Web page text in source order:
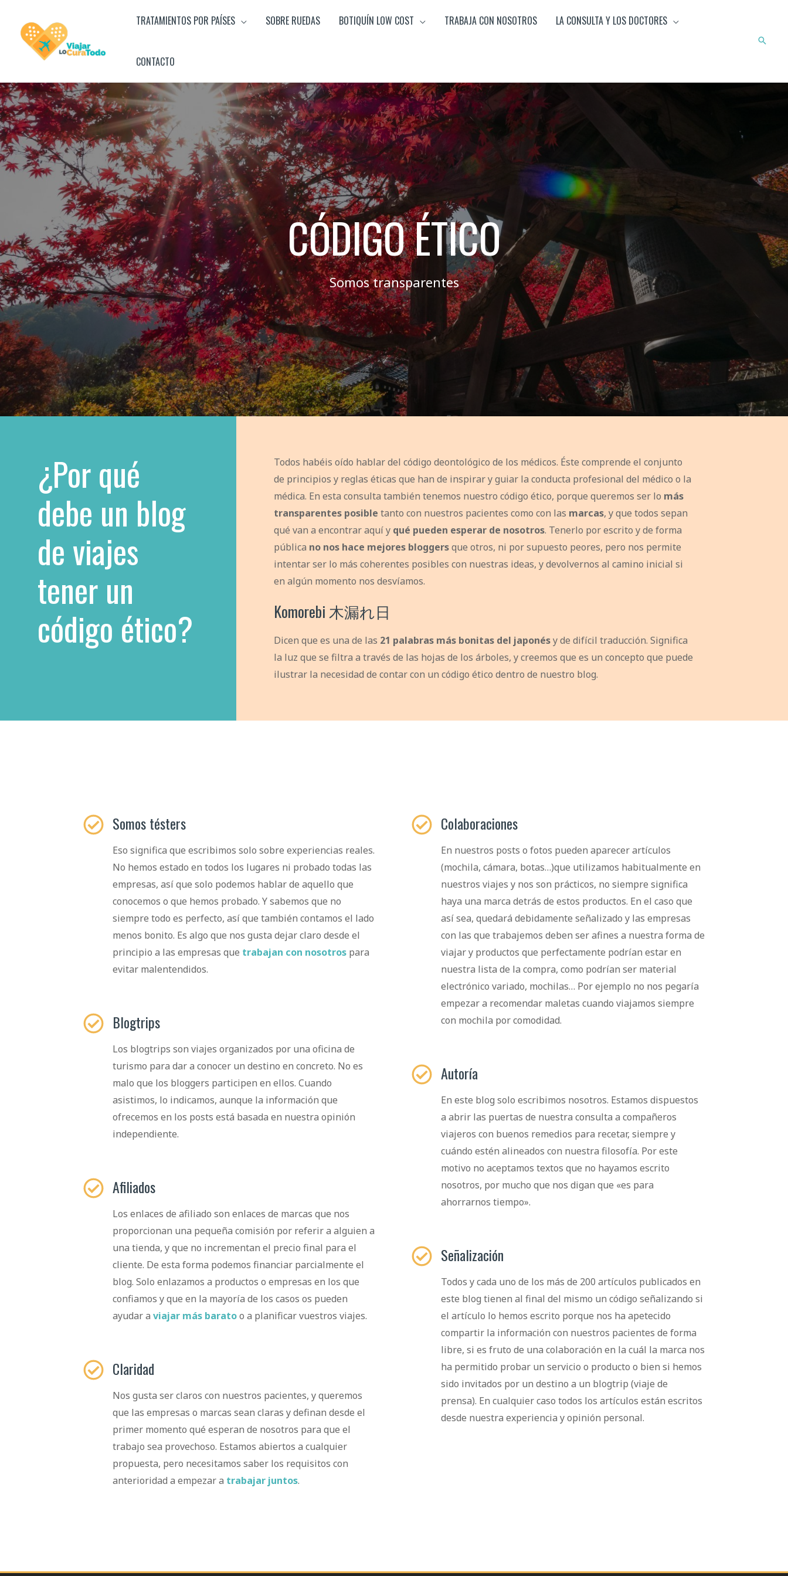
contenido
TRATAMIENTOS POR PAÍSES SOBRE RUEDAS BOTIQUÍN LOW COST TRABAJA CON NOSOTROS LA CONSULTA Y LOS DOCTORES
CONTACTO
CÓDIGO ÉTICO
Somos transparentes
¿Por qué
debe un blog
de viajes
tener un
código ético?
Todos habéis oído hablar del código deontológico de los médicos. Éste comprende el conjunto
de principios y reglas éticas que han de inspirar y guiar la conducta profesional del médico o la
médica. En esta consulta también tenemos nuestro código ético, porque queremos ser lo más
transparentes posible tanto con nuestros pacientes como con las marcas, y que todos sepan
qué van a encontrar aquí y qué pueden esperar de nosotros. Tenerlo por escrito y de forma
pública no nos hace mejores bloggersque otros, ni por supuesto peores, pero nos permite
intentar ser lo más coherentes posibles con nuestras ideas, y devolvernos al camino inicial si
en algún momento nos desvíamos.
Komorebi 木漏れ日
Dicen que es una de las 21 palabras más bonitas del japonésy de difícil traducción. Significa
la luz que se filtra a través de las hojas de los árboles, y creemos que es un concepto que puede
ilustrar la necesidad de contar con un código ético dentro de nuestro blog.
Somos tésters
Eso significa que escribimos solo sobre experiencias reales.
No hemos estado en todos los lugares ni probado todas las
empresas, así que solo podemos hablar de aquello que
conocemos o que hemos probado. Y sabemos que no
siempre todo es perfecto, así que también contamos el lado
menos bonito. Es algo que nos gusta dejar claro desde el
principio a las empresas que trabajan con nosotros para
evitar malentendidos.
Blogtrips
Los blogtrips son viajes organizados por una oficina de
turismo para dar a conocer un destino en concreto. No es
malo que los bloggers participen en ellos. Cuando
asistimos, lo indicamos, aunque la información que
ofrecemos en los posts está basada en nuestra opinión
independiente.
Afiliados
Los enlaces de afiliado son enlaces de marcas que nos
proporcionan una pequeña comisión por referir a alguien a
una tienda, y que no incrementan el precio final para el
cliente. De esta forma podemos financiar parcialmente el
blog. Solo enlazamos a productos o empresas en los que
confiamos y que en la mayoría de los casos os pueden
ayudar a viajar más baratoo a planificar vuestros viajes.
Claridad
Nos gusta ser claros con nuestros pacientes, y queremos
que las empresas o marcas sean claras y definan desde el
primer momento qué esperan de nosotros para que el
trabajo sea provechoso. Estamos abiertos a cualquier
propuesta, pero necesitamos saber los requisitos con
anterioridad a empezar a trabajar juntos.
Colaboraciones
En nuestros posts o fotos pueden aparecer artículos
(mochila, cámara, botas…)que utilizamos habitualmente en
nuestros viajes y nos son prácticos, no siempre significa
haya una marca detrás de estos productos. En el caso que
así sea, quedará debidamente señalizado y las empresas
con las que trabajemos deben ser afines a nuestra forma de
viajar y productos que perfectamente podrían estar en
nuestra lista de la compra, como podrían ser material
electrónico variado, mochilas… Por ejemplo no nos pegaría
empezar a recomendar maletas cuando viajamos siempre
con mochila por comodidad.
Autoría
En este blog solo escribimos nosotros. Estamos dispuestos
a abrir las puertas de nuestra consulta a compañeros
viajeros con buenos remedios para recetar, siempre y
cuándo estén alineados con nuestra filosofía. Por este
motivo no aceptamos textos que no hayamos escrito
nosotros, por mucho que nos digan que «es para
ahorrarnos tiempo».
Señalización
Todos y cada uno de los más de 200 artículos publicados en
este blog tienen al final del mismo un código señalizando si
el artículo lo hemos escrito porque nos ha apetecido
compartir la información con nuestros pacientes de forma
libre, si es fruto de una colaboración en la cuál la marca nos
ha permitido probar un servicio o producto o bien si hemos
sido invitados por un destino a un blogtrip (viaje de
prensa). En cualquier caso todos los artículos están escritos
desde nuestra experiencia y opinión personal.